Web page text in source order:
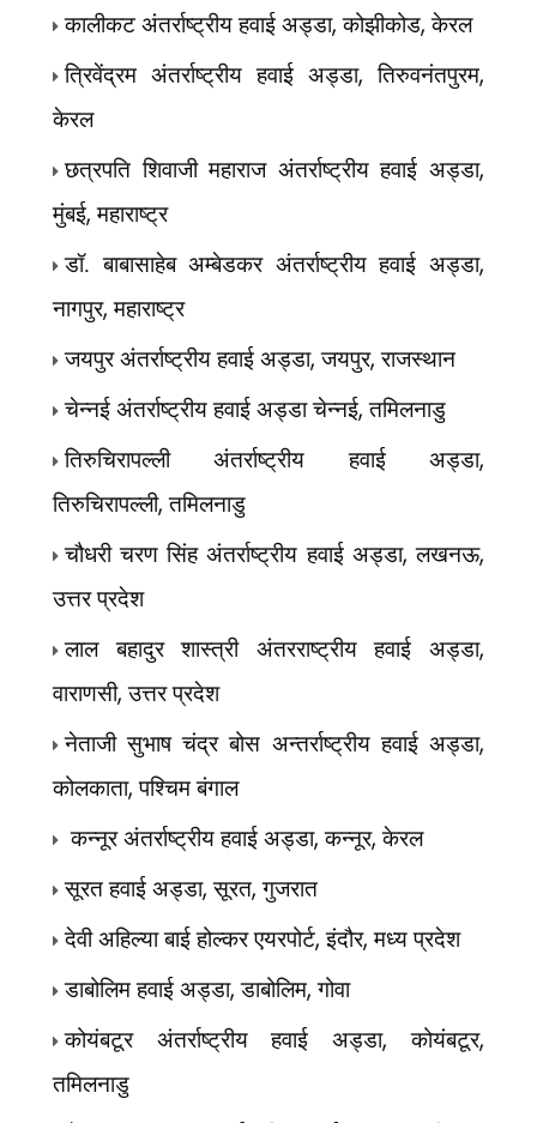
कालीकट अंतर्राष्ट्रीय हवाई अड्डा,कोझीकोड,केरल
त्रिवेंद्रम अंतर्राष्ट्रीय हवाई अड्डा,तिरुवनंतपुरम,
केरल
छत्रपति शिवाजी महाराज अंतर्राष्ट्रीय हवाई अड्डा,
मुंबई,महाराष्ट्र
डॉ. बाबासाहेब अम्बेडकर अंतर्राष्ट्रीय हवाई अड्डा,
नागपुर,महाराष्ट्र
जयपुर अंतर्राष्ट्रीय हवाई अड्डा,जयपुर,राजस्थान
चेन्नई अंतर्राष्ट्रीय हवाई अड्डा चेन्नई,तमिलनाडु
तिरुचिरापल्ली अंतर्राष्ट्रीय हवाई अड्डा,
तिरुचिरापल्ली,तमिलनाडु
चौधरी चरण सिंह अंतर्राष्ट्रीय हवाई अड्डा,लखनऊ,
उत्तर प्रदेश
लाल बहादुर शास्त्री अंतरराष्ट्रीय हवाई अड्डा,
वाराणसी,उत्तर प्रदेश
नेताजी सुभाष चंद्र बोस अन्तर्राष्ट्रीय हवाई अड्डा,
कोलकाता,पश्चिम बंगाल
कन्नूर अंतर्राष्ट्रीय हवाई अड्डा,कन्नूर,केरल
सूरत हवाई अड्डा,सूरत,गुजरात
देवी अहिल्या बाई होल्कर एयरपोर्ट,इंदौर,मध्य प्रदेश
डाबोलिम हवाई अड्डा,डाबोलिम,गोवा
कोयंबटूर अंतर्राष्ट्रीय हवाई अड्डा,कोयंबटूर,
तमिलनाडु